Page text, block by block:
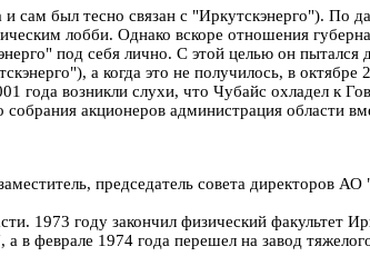
сам был тесно связан с "Иркутскэнерго").
лобби. Однако вскоре отношения
под себя лично. С этой целью он пытался
а когда это не получилось, в
года возникли слухи, что Чубайс охладел к
акционеров администрация области
председатель совета директоров
1973 году закончил физический факультет
в феврале 1974 года перешел на завод